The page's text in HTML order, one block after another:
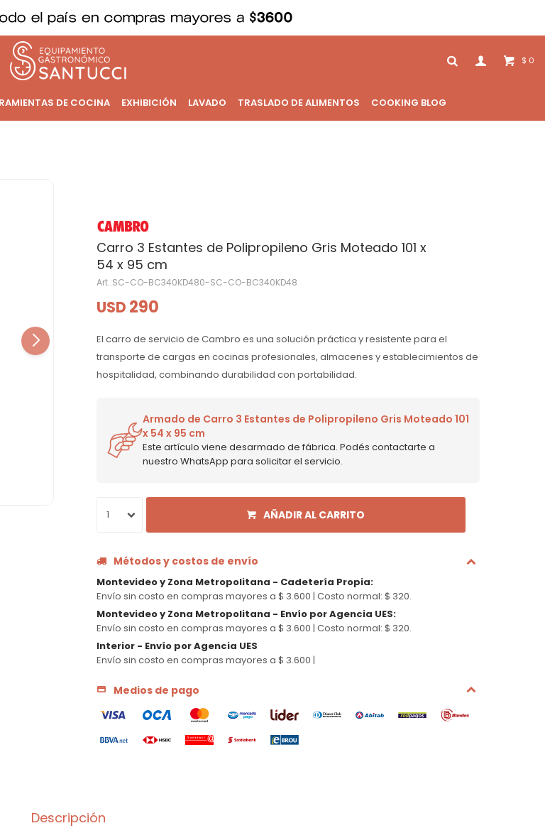
DE COCINA EXHIBICIÓN LAVADO TRASLADO DE ALIMENTOS COOKING BLOG
$ 0
Carro 3 Estantes de Polipropileno Gris Moteado 101 x
54 x 95 cm
SC-CO-BC340KD480-SC-CO-BC340KD48
USD 290
El carro de servicio de Cambro es una solución práctica y resistente para el
transporte de cargas en cocinas profesionales, almacenes y establecimientos de
hospitalidad, combinando durabilidad con portabilidad.
Armado de Carro 3 Estantes de Polipropileno Gris Moteado 101
x 54 x 95 cm
Este artículo viene desarmado de fábrica. Podés contactarte a
nuestro WhatsApp para solicitar el servicio.
1 AÑADIR AL CARRITO
Métodos y costos de envío
Montevideo y Zona Metropolitana - Cadetería Propia:
Envío sin costo en compras mayores a $ 3.600 | Costo normal: $ 320.
Montevideo y Zona Metropolitana - Envío por Agencia UES:
Envío sin costo en compras mayores a $ 3.600 | Costo normal: $ 320.
Interior - Envío por Agencia UES
Envío sin costo en compras mayores a $ 3.600 |
Medios de pago
Descripción